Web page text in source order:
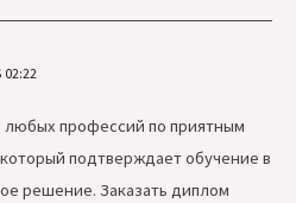
02:22
профессий по приятным
подтверждает обучение в
решение. Заказать диплом